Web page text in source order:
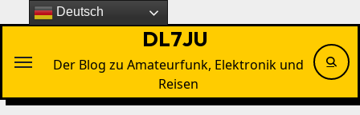
Inhalten
DL7JU
Der Blog zu Amateurfunk, Elektronik und
Reisen
Deutsch